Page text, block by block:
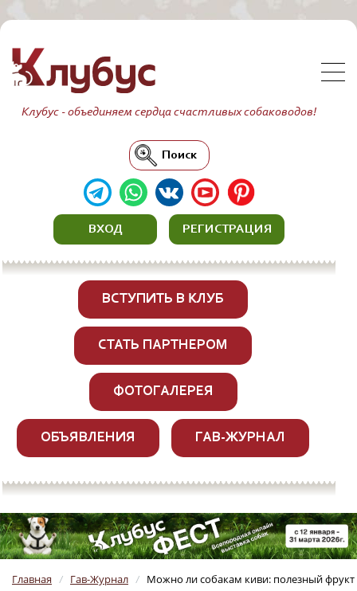
Клубус - объединяем сердца счастливых собаководов!
Поиск
ВХОД РЕГИСТРАЦИЯ
ВСТУПИТЬ В КЛУБ
СТАТЬ ПАРТНЕРОМ
ФОТОГАЛЕРЕЯ
ОБЪЯВЛЕНИЯ ГАВ-ЖУРНАЛ
Главная / Гав-Журнал / Можно ли собакам киви: полезный